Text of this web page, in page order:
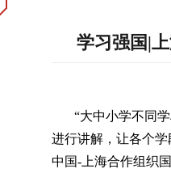
学习强国|
“大中小学不同
进行讲解，让各个
中国-上海合作组织